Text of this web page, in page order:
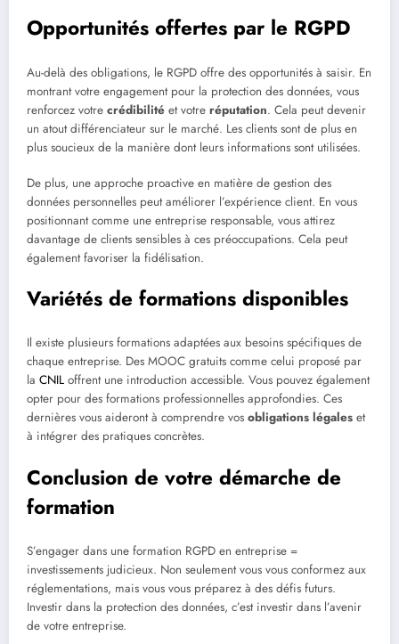
Opportunités offertes par le RGPD
Au-delà des obligations, le RGPD offre des opportunités à saisir. En
montrant votre engagement pour la protection des données, vous
renforcez votre crédibilité et votre réputation. Cela peut devenir
un atout différenciateur sur le marché. Les clients sont de plus en
plus soucieux de la manière dont leurs informations sont utilisées.
De plus, une approche proactive en matière de gestion des
données personnelles peut améliorer l’expérience client. En vous
positionnant comme une entreprise responsable, vous attirez
davantage de clients sensibles à ces préoccupations. Cela peut
également favoriser la fidélisation.
Variétés de formations disponibles
Il existe plusieurs formations adaptées aux besoins spécifiques de
chaque entreprise. Des MOOC gratuits comme celui proposé par
la CNIL offrent une introduction accessible. Vous pouvez également
opter pour des formations professionnelles approfondies. Ces
dernières vous aideront à comprendre vos obligations légales et
à intégrer des pratiques concrètes.
Conclusion de votre démarche de
formation
S’engager dans une formation RGPD en entreprise =
investissements judicieux. Non seulement vous vous conformez aux
réglementations, mais vous vous préparez à des défis futurs.
Investir dans la protection des données, c’est investir dans l’avenir
de votre entreprise.